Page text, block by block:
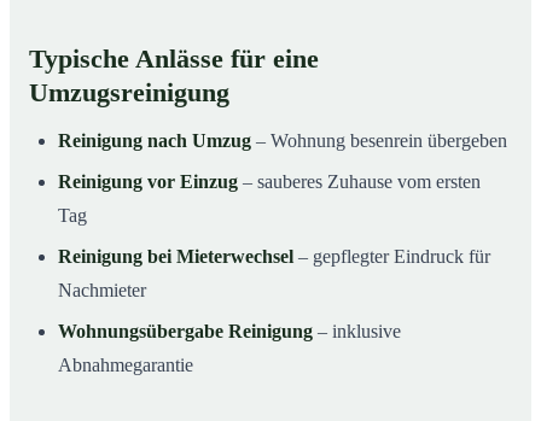
Typische Anlässe für eine
Umzugsreinigung
Reinigung nach Umzug – Wohnung besenrein übergeben
Reinigung vor Einzug – sauberes Zuhause vom ersten
Tag
Reinigung bei Mieterwechsel – gepflegter Eindruck für
Nachmieter
Wohnungsübergabe Reinigung – inklusive
Abnahmegarantie